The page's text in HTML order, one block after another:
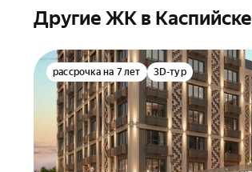
Другие ЖК в Каспийске
рассрочка на 7 лет 3D-тур